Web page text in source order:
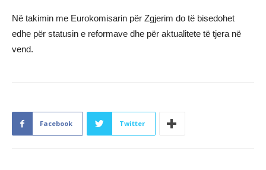
Në takimin me Eurokomisarin për Zgjerim do të bisedohet
edhe për statusin e reformave dhe për aktualitete të tjera në
vend.
Facebook Twitter